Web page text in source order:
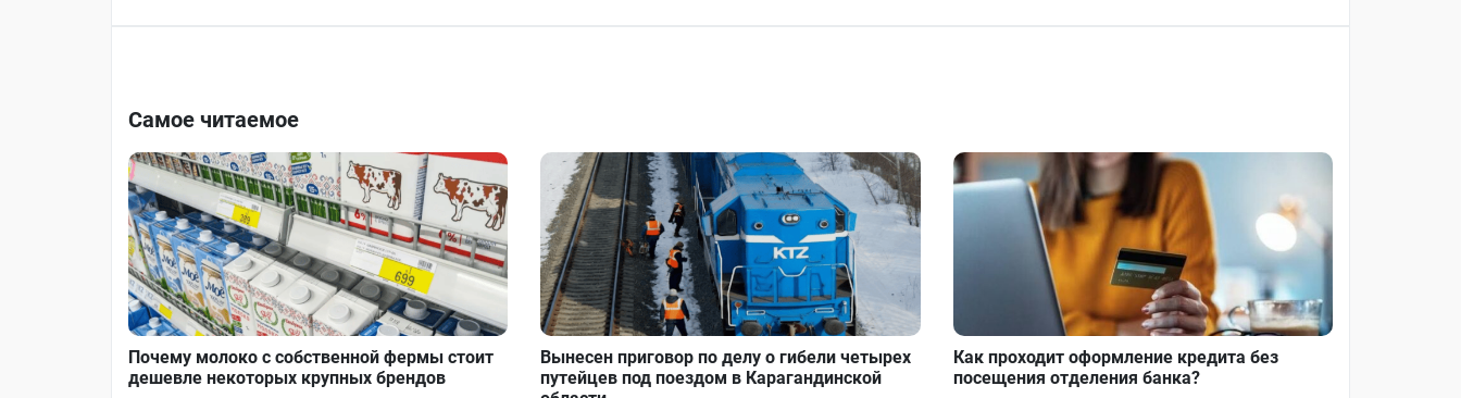
Самое читаемое
Почему молоко с собственной фермы стоит
дешевле некоторых крупных брендов
Вынесен приговор по делу о гибели четырех
путейцев под поездом в Карагандинской
Как проходит оформление кредита без
посещения отделения банка?